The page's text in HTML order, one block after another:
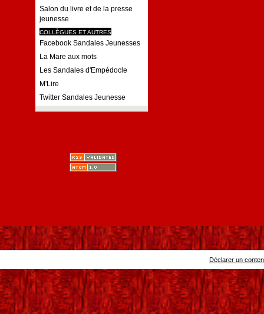
Salon du livre et de la presse
jeunesse
COLLÈGUES ET AUTRES
Facebook Sandales Jeunesses
La Mare aux mots
Les Sandales d'Empédocle
M'Lire
Twitter Sandales Jeunesse
Déclarer un